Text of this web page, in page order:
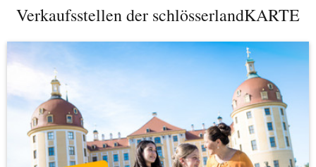
Verkaufsstellen der schlösserlandKARTE